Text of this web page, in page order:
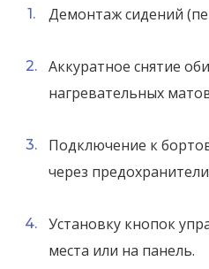
Демонтаж сидений
Аккуратное снятие
нагревательных
Подключение к
через
Установку кнопок
места или на панель.